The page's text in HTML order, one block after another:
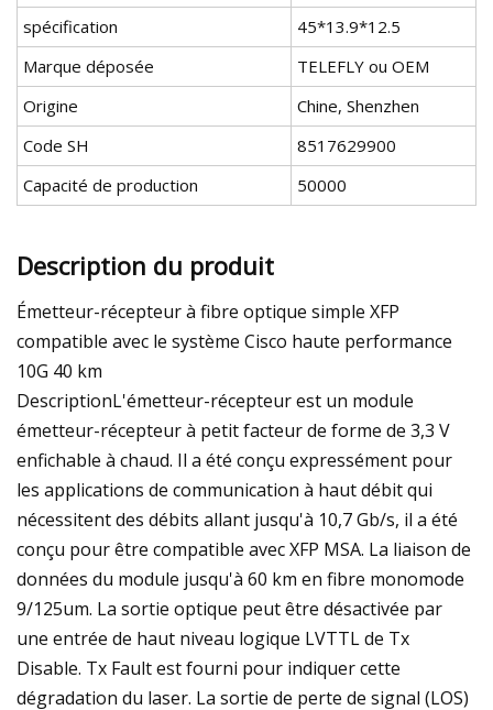
spécification
45*13.9*12.5
Marque déposée
TELEFLY ou OEM
Origine
Chine, Shenzhen
Code SH
8517629900
Capacité de production
50000
Description du produit
Émetteur-récepteur à fibre optique simple XFP
compatible avec le système Cisco haute performance
10G 40 km
DescriptionL'émetteur-récepteur est un module
émetteur-récepteur à petit facteur de forme de 3,3 V
enfichable à chaud. Il a été conçu expressément pour
les applications de communication à haut débit qui
nécessitent des débits allant jusqu'à 10,7 Gb/s, il a été
conçu pour être compatible avec XFP MSA. La liaison de
données du module jusqu'à 60 km en fibre monomode
9/125um. La sortie optique peut être désactivée par
une entrée de haut niveau logique LVTTL de Tx
Disable. Tx Fault est fourni pour indiquer cette
dégradation du laser. La sortie de perte de signal (LOS)